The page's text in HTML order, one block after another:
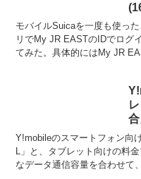
モバイルSuicaを一度も使っ
リでMy JR EASTのIDでログ
てみた。具体的にはMy JR
Y!mobileのスマートフォン向
L」と、タブレット向けの料
なデータ通信容量を合わせて